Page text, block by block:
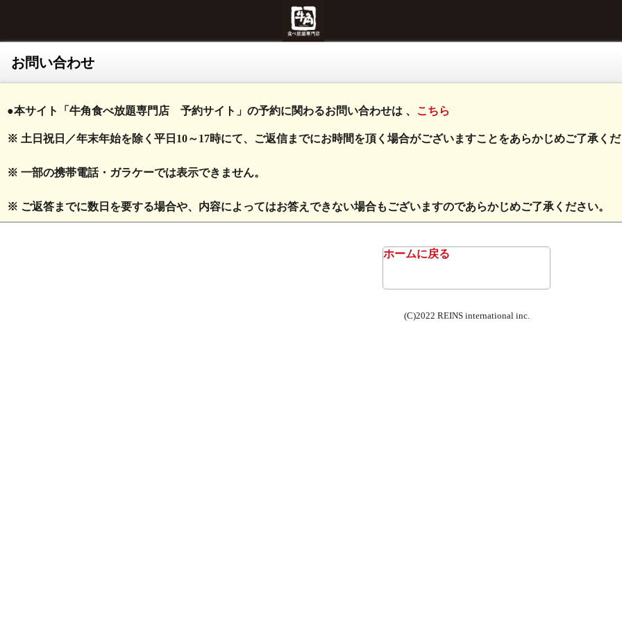
お問い合わせ
●本サイト「牛角食べ放題専門店 予約サイト」の予約に関わるお問い合わせは 、 こちら
※ 土日祝日／年末年始を除く平日10～17時にて、ご返信までにお時間を頂く場合がございますことをあらかじめご了承く
※ 一部の携帯電話・ガラケーでは表示できません。
※ ご返答までに数日を要する場合や、内容によってはお答えできない場合もございますのであらかじめご了承ください。
ホームに戻る
(C)2022 REINS international inc.